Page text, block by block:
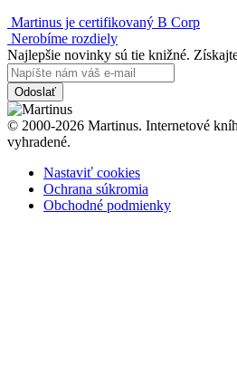
Martinus je certifikovaný B Corp
Nerobíme rozdiely
Najlepšie novinky sú tie knižné.
Odoslať
© 2000-2026 Martinus. Internetové
vyhradené.
Nastaviť cookies
Ochrana súkromia
Obchodné podmienky